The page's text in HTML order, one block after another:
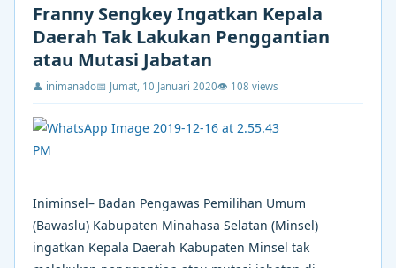
Franny Sengkey Ingatkan Kepala
Daerah Tak Lakukan Penggantian
atau Mutasi Jabatan
👤 inimanado📅 Jumat, 10 Januari 2020👁 108 views
Iniminsel– Badan Pengawas Pemilihan Umum
(Bawaslu) Kabupaten Minahasa Selatan (Minsel)
ingatkan Kepala Daerah Kabupaten Minsel tak